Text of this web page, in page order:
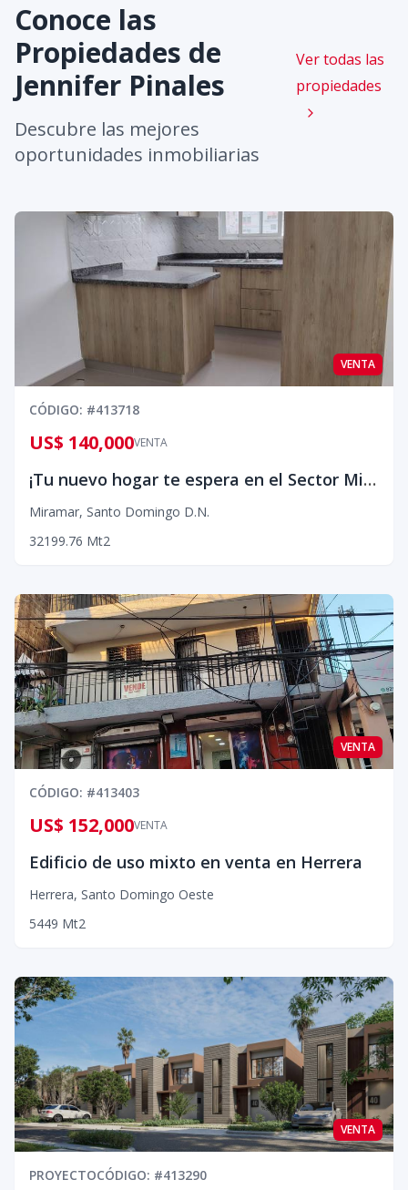
Conoce las
Propiedades de
Jennifer Pinales
Descubre las mejores
oportunidades inmobiliarias
Ver todas las
propiedades
VENTA
CÓDIGO: #413718
VENTA
US$ 140,000
¡Tu nuevo hogar te espera en el Sector Miramar, Ave. Independencia!
Miramar, Santo Domingo D.N.
32199.76 Mt2
VENTA
CÓDIGO: #413403
VENTA
US$ 152,000
Edificio de uso mixto en venta en Herrera
Herrera, Santo Domingo Oeste
5449 Mt2
VENTA
PROYECTOCÓDIGO: #413290